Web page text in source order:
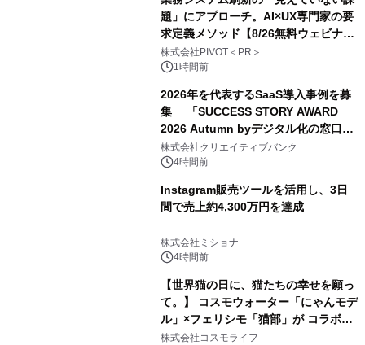
題」にアプローチ。AI×UX専門家の要
求定義メソッド【8/26無料ウェビナ
ー】株式会社PIVOT
株式会社PIVOT＜PR＞
1時間前
2026年を代表するSaaS導入事例を募
集 「SUCCESS STORY AWARD
2026 Autumn byデジタル化の窓口」
開催
株式会社クリエイティブバンク
4時間前
Instagram販売ツールを活用し、3日
間で売上約4,300万円を達成
株式会社ミショナ
4時間前
【世界猫の日に、猫たちの幸せを願っ
て。】 コスモウォーター「にゃんモデ
ル」×フェリシモ「猫部」が コラボキ
ャンペーンを実施
株式会社コスモライフ